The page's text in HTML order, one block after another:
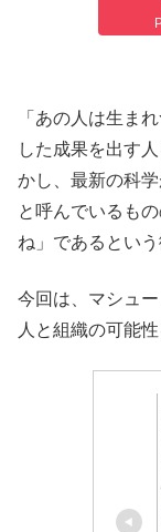
「あの人は生ま
した成果を出す
かし、最新の科
と呼んでいるも
ね」であるとい
今回は、マシュ
人と組織の可能